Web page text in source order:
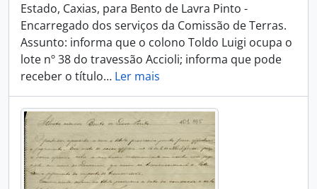
Estado, Caxias, para Bento de Lavra Pinto -
Encarregado dos serviços da Comissão de Terras.
Assunto: informa que o colono Toldo Luigi ocupa o
lote nº 38 do travessão Accioli; informa que pode
receber o título… Ler mais